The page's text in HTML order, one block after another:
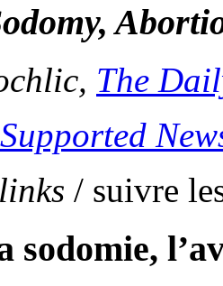
The
/ suivre
sodomie,